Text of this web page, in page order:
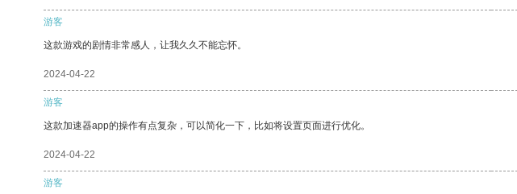
游客
这款游戏的剧情非常感人，让我久久不能忘怀。
2024-04-22
游客
这款加速器app的操作有点复杂，可以简化一下，比如将设置页面进行优化。
2024-04-22
游客